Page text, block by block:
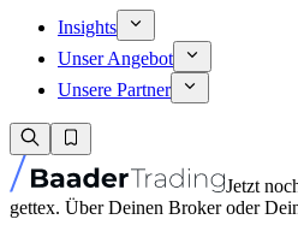
Insights
Unser Angebot
Unsere Partner
Jetzt
gettex. Über Deinen Broker oder